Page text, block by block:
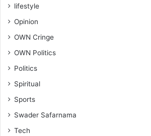
lifestyle
Opinion
OWN Cringe
OWN Politics
Politics
Spiritual
Sports
Swader Safarnama
Tech